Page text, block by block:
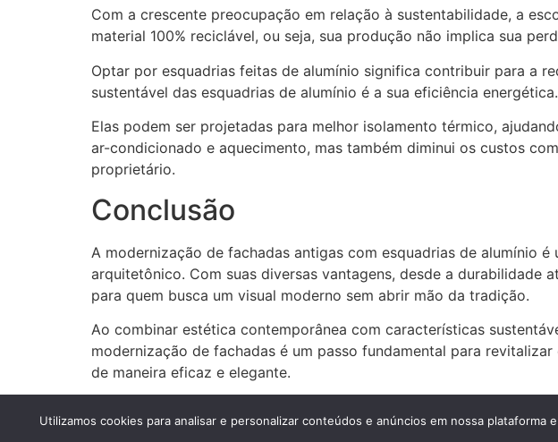
Com a crescente preocupação em relação à sustentabilidade, a
material 100% reciclável, ou seja, sua produção não implica sua
Optar por esquadrias feitas de alumínio significa contribuir para a
sustentável das esquadrias de alumínio é a sua eficiência energética.
Elas podem ser projetadas para melhor isolamento térmico,
ar-condicionado e aquecimento, mas também diminui os custos
proprietário.
Conclusão
A modernização de fachadas antigas com esquadrias de alumínio
arquitetônico. Com suas diversas vantagens, desde a durabilidade
para quem busca um visual moderno sem abrir mão da tradição.
Ao combinar estética contemporânea com características
modernização de fachadas é um passo fundamental para
de maneira eficaz e elegante.
2023 – Esquadrias Sorocaba – Esquadrias de Aluminio para Portas,
Utilizamos cookies para analisar e personalizar conteúdos e anúncios em nossa